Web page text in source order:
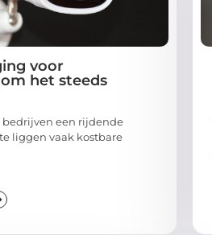
voor
het steeds
bedrijven een rijdende
liggen vaak kostbare